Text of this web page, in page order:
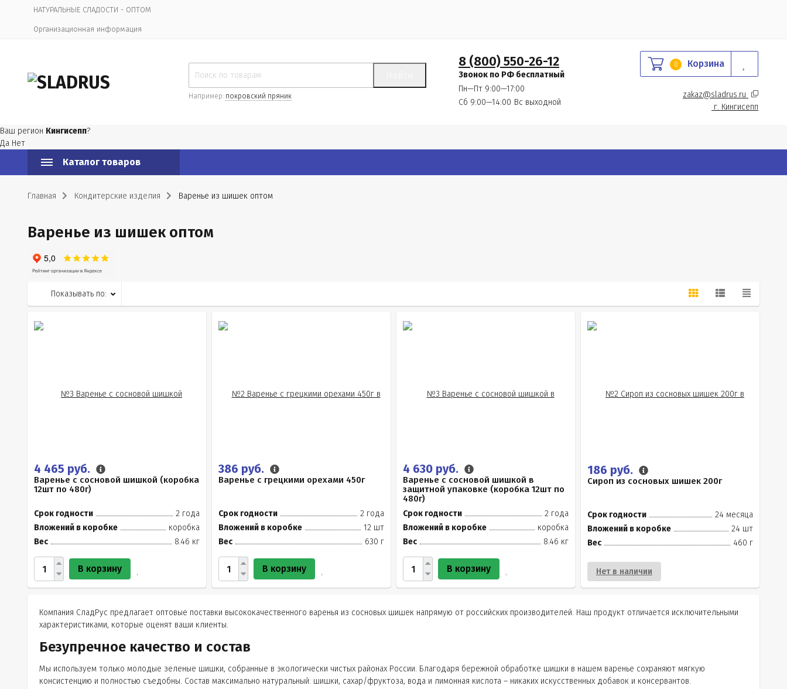
НАТУРАЛЬНЫЕ СЛАДОСТИ - ОПТОМ
Организационная информация
Например: покровский пряник
8 (800) 550-26-12
Звонок по РФ бесплатный
Пн—Пт 9:00—17:00
Сб 9:00—14:00 Вс выходной
0 Корзина
zakaz@sladrus.ru
г. Кингисепп
Ваш регион Кингисепп?
Да Нет
Каталог товаров
Главная Кондитерские изделия Варенье из шишек оптом
Варенье из шишек оптом
Показывать по:
4 465 руб.
Варенье с сосновой шишкой (коробка
12шт по 480г)
Срок годности
2 года
Вложений в коробке
коробка
Вес
8.46 кг
В корзину
386 руб.
Варенье с грецкими орехами 450г
Срок годности
2 года
Вложений в коробке
12 шт
Вес
630 г
В корзину
4 630 руб.
Варенье с сосновой шишкой в
защитной упаковке (коробка 12шт по
480г)
Срок годности
2 года
Вложений в коробке
коробка
Вес
8.46 кг
В корзину
186 руб.
Сироп из сосновых шишек 200г
Срок годности
24 месяца
Вложений в коробке
24 шт
Вес
460 г
Нет в наличии
Компания СладРус предлагает оптовые поставки высококачественного варенья из сосновых шишек напрямую от российских производителей. Наш продукт отличается исключительными
характеристиками, которые оценят ваши клиенты.
Безупречное качество и состав
Мы используем только молодые зеленые шишки, собранные в экологически чистых районах России. Благодаря бережной обработке шишки в нашем варенье сохраняют мягкую
консистенцию и полностью съедобны. Состав максимально натуральный: шишки, сахар/фруктоза, вода и лимонная кислота – никаких искусственных добавок и консервантов.